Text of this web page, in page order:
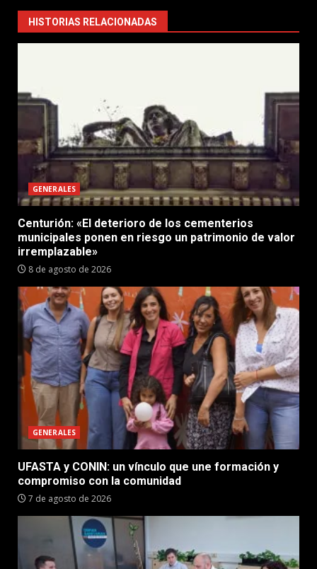
HISTORIAS RELACIONADAS
GENERALES
Centurión: «El deterioro de los cementerios
municipales ponen en riesgo un patrimonio de valor
irremplazable»
8 de agosto de 2026
GENERALES
UFASTA y CONIN: un vínculo que une formación y
compromiso con la comunidad
7 de agosto de 2026